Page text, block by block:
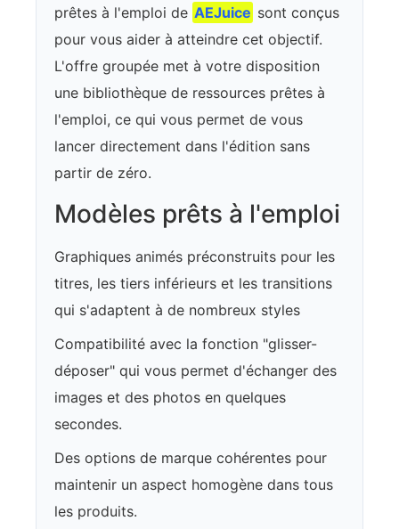
prêtes à l'emploi de AEJuice sont conçus
pour vous aider à atteindre cet objectif.
L'offre groupée met à votre disposition
une bibliothèque de ressources prêtes à
l'emploi, ce qui vous permet de vous
lancer directement dans l'édition sans
partir de zéro.
Modèles prêts à l'emploi
Graphiques animés préconstruits pour les
titres, les tiers inférieurs et les transitions
qui s'adaptent à de nombreux styles
Compatibilité avec la fonction "glisser-
déposer" qui vous permet d'échanger des
images et des photos en quelques
secondes.
Des options de marque cohérentes pour
maintenir un aspect homogène dans tous
les produits.